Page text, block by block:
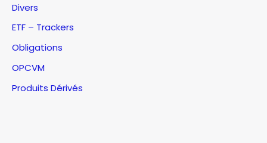
Divers
ETF – Trackers
Obligations
OPCVM
Produits Dérivés